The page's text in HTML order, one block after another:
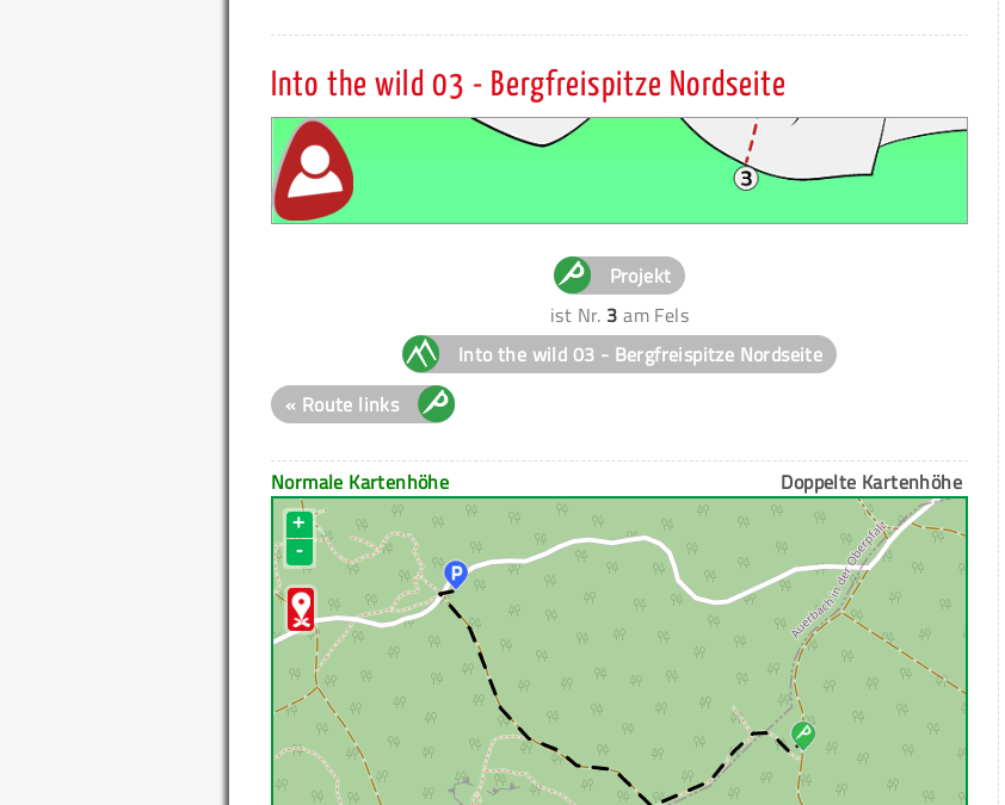
Into the wild 03 - Bergfreispitze Nordseite
Projekt
ist Nr. 3 am Fels
Into the wild 03 - Bergfreispitze Nordseite
« Route links
Normale Kartenhöhe Doppelte Kartenhöhe
+
-